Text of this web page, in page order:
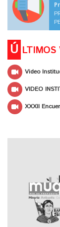
Ú LTIMOS
Video
VIDEO
XXXII